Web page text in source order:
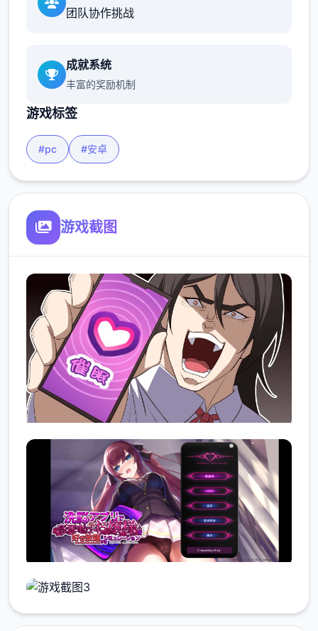
团队协作挑战
成就系统
丰富的奖励机制
游戏标签
#pc #安卓
游戏截图